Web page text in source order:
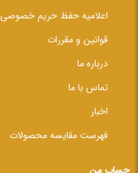
اعلامیه حفظ حریم خصوصی
قوانین و مقررات
درباره ما
تماس با ما
اخبار
فهرست مقایسه محصولات
حساب من